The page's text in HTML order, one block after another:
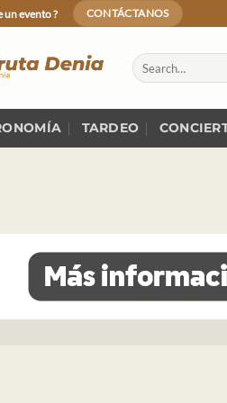
un evento ? CONTÁCTANOS
TARDEO